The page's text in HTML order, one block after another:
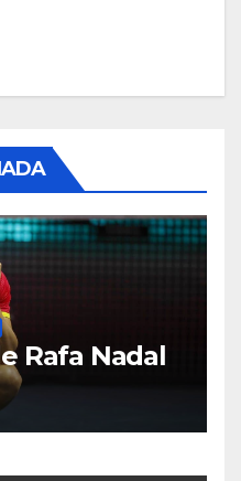
Rafa Nadal